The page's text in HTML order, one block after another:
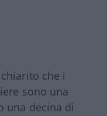
che i
sono una
una decina di